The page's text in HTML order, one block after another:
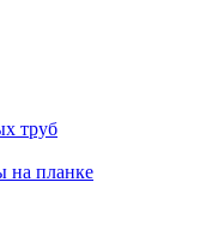
труб
на планке